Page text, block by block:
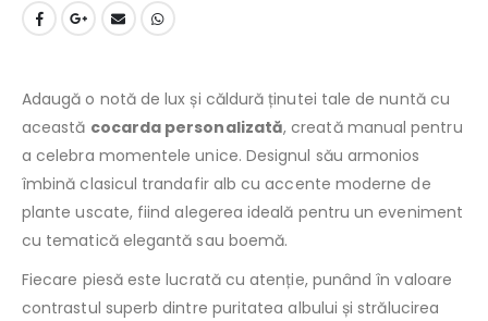
Adaugă o notă de lux și căldură ținutei tale de nuntă cu
această cocarda personalizată, creată manual pentru
a celebra momentele unice. Designul său armonios
îmbină clasicul trandafir alb cu accente moderne de
plante uscate, fiind alegerea ideală pentru un eveniment
cu tematică elegantă sau boemă.
Fiecare piesă este lucrată cu atenție, punând în valoare
contrastul superb dintre puritatea albului și strălucirea